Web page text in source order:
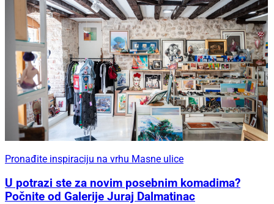
Pronađite inspiraciju na vrhu Masne ulice
U potrazi ste za novim posebnim komadima?
Počnite od Galerije Juraj Dalmatinac